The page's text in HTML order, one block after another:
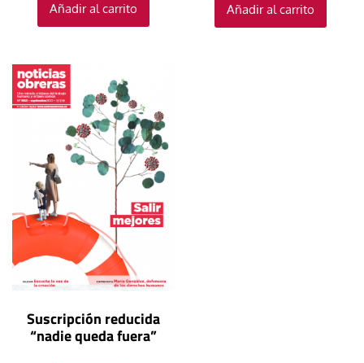
Añadir al carrito Añadir al carrito
Suscripción reducida
“nadie queda fuera”